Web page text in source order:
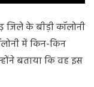
के बीड़ी कॉलोनी
में किन-किन
बताया कि वह इस